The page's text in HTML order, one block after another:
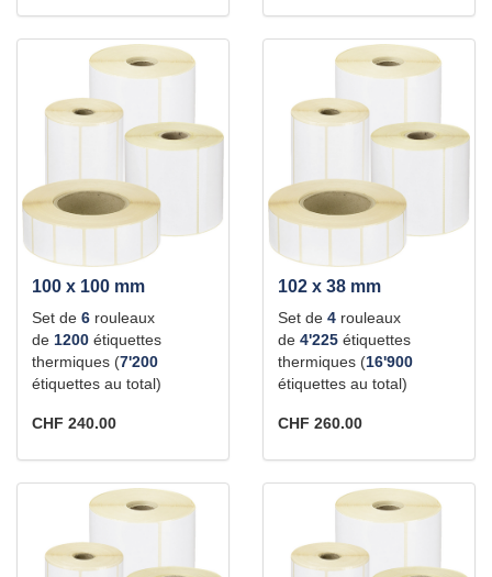
100 x 100 mm
Set de 6 rouleaux
de 1200 étiquettes
thermiques (7'200
étiquettes au total)
CHF 240.00
102 x 38 mm
Set de 4 rouleaux
de 4'225 étiquettes
thermiques (16'900
étiquettes au total)
CHF 260.00